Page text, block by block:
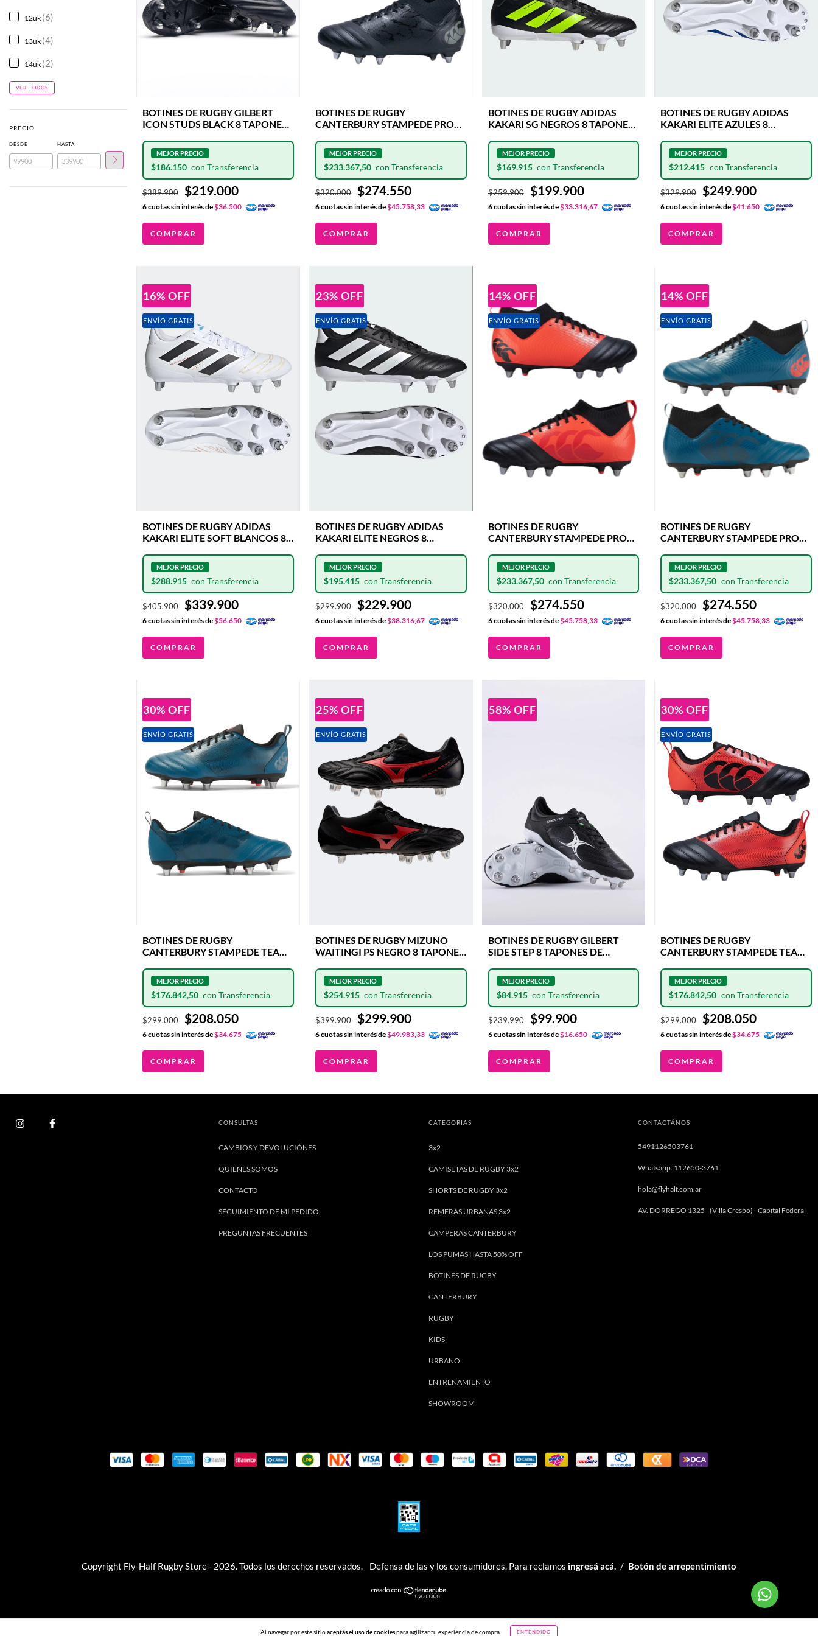
Al navegar por este sitioaceptás el uso de cookiespara agilizar tu experiencia de compra. ENTENDIDO
12uk (6)
13uk (4)
14uk (2)
VER TODOS
PRECIO
DESDE HASTA
BOTINES DE RUGBY GILBERT
ICON STUDS BLACK 8 TAPONES
INTERCAMBIABLES
$389.900 $219.000
$186.150
6cuotas sin interés de$36.500
COMPRAR
BOTINES DE RUGBY
CANTERBURY STAMPEDE PRO
ALUMINIO INTERCAMBIABLES
$320.000 $274.550
$233.367,50
6cuotas sin interés de$45.758,33
COMPRAR
BOTINES DE RUGBY ADIDAS
KAKARI SG NEGROS 8 TAPONES
INTERCAMBIABLES
$259.900 $199.900
$169.915
6cuotas sin interés de$33.316,67
COMPRAR
BOTINES DE RUGBY ADIDAS
KAKARI ELITE AZULES 8
INTERCAMBIABLES
$329.900 $249.900
$212.415
6cuotas sin interés de$41.650
COMPRAR
16% OFF
ENVÍO GRATIS
BOTINES DE RUGBY ADIDAS
KAKARI ELITE SOFT BLANCOS 8
INTERCAMBIABLES
$405.900 $339.900
$288.915
6cuotas sin interés de$56.650
COMPRAR
23% OFF
ENVÍO GRATIS
BOTINES DE RUGBY ADIDAS
KAKARI ELITE NEGROS 8
INTERCAMBIABLES
$299.900 $229.900
$195.415
6cuotas sin interés de$38.316,67
COMPRAR
14% OFF
ENVÍO GRATIS
BOTINES DE RUGBY
CANTERBURY STAMPEDE PRO
ALUMINIO INTERCAMBIABLES
$320.000 $274.550
$233.367,50
6cuotas sin interés de$45.758,33
COMPRAR
14%OFF
ENVÍO GRATIS
BOTINES DE RUGBY
CANTERBURY STAMPEDE PRO
ALUMINIO INTERCAMBIABLES
$320.000 $274.550
$233.367,50
6cuotas sin interés de$45.758,33
COMPRAR
30% OFF
ENVÍO GRATIS
BOTINES DE RUGBY
CANTERBURY STAMPEDE TEAM
ALUMINIO INTERCAMBIABLES
$299.000 $208.050
$176.842,50
6cuotas sin interés de$34.675
COMPRAR
25% OFF
ENVÍO GRATIS
BOTINES DE RUGBY MIZUNO
WAITINGI PS NEGRO 8 TAPONES
$399.900 $299.900
$254.915
6cuotas sin interés de$49.983,33
COMPRAR
58% OFF
BOTINES DE RUGBY GILBERT
SIDE STEP 8 TAPONES DE
$239.990 $99.900
$84.915
6cuotas sin interés de$16.650
COMPRAR
30%OFF
ENVÍO GRATIS
BOTINES DE RUGBY
CANTERBURY STAMPEDE TEAM
INTERCAMBIABLES
$299.000 $208.050
$176.842,50
6cuotas sin interés de$34.675
COMPRAR
CONSULTAS
CAMBIOS Y DEVOLUCIÓNES
QUIENES SOMOS
CONTACTO
SEGUIMIENTO DE MI PEDIDO
PREGUNTAS FRECUENTES
CATEGORIAS
3x2
CAMISETAS DE RUGBY 3x2
SHORTS DE RUGBY 3x2
REMERAS URBANAS 3x2
CAMPERAS CANTERBURY
LOS PUMAS HASTA 50% OFF
BOTINES DE RUGBY
CANTERBURY
RUGBY
KIDS
URBANO
ENTRENAMIENTO
SHOWROOM
CONTACTÁNOS
5491126503761
Whatsapp: 112650-3761
hola@flyhalf.com.ar
AV. DORREGO 1325 - (Villa Crespo) - Capital Federal
Copyright Fly-Half Rugby Store - 2026. Todos los derechos reservados. Defensa de las y los consumidores. Para reclamos ingresá acá. / Botón de arrepentimiento